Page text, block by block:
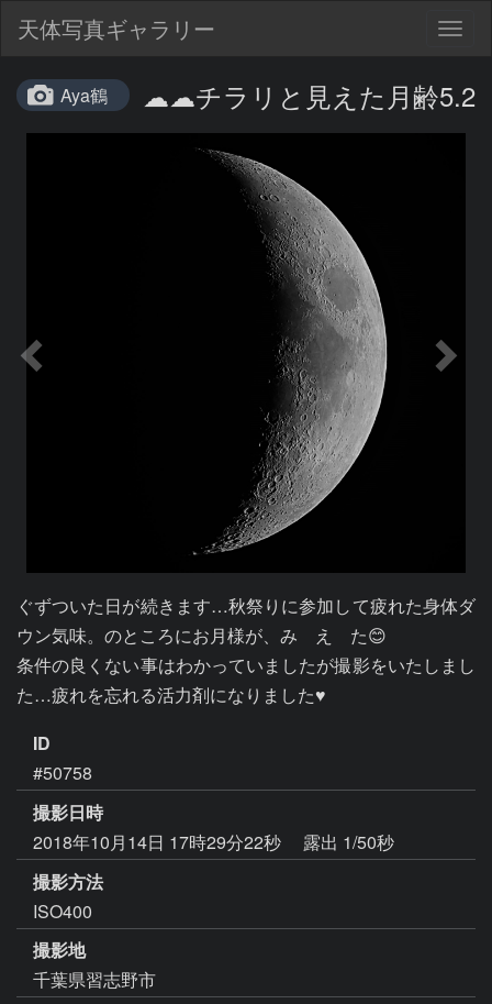
天体写真ギャラリー
Aya鶴 ☁☁チラリと見えた月齢5.2
ぐずついた日が続きます…秋祭りに参加して疲れた身体ダ
ウン気味。のところにお月様が、み　え　た😊
条件の良くない事はわかっていましたが撮影をいたしまし
た…疲れを忘れる活力剤になりました♥
ID
#50758
撮影日時
2018年10月14日 17時29分22秒
露出 1/50秒
撮影方法
ISO400
撮影地
千葉県習志野市